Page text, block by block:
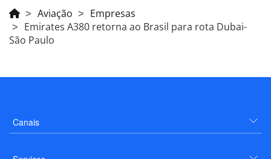
Aviação
Empresas
Emirates A380 retorna ao Brasil para rota Dubai-
São Paulo
Canais